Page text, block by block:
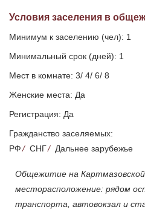
Условия заселения в
Минимум к заселению (чел): 1
Минимальный срок (дней): 1
Мест в комнате: 3/ 4/ 6/ 8
Женские места: Да
Регистрация: Да
Гражданство заселяемых:
РФ/ СНГ/ Дальнее зарубежье
Общежитие на
месторасположение: рядом
транспорта, автовокзал и